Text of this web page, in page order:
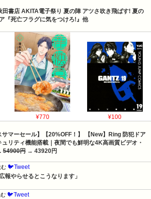
書店 AKITA電子祭り 夏の陣 アツさ吹き飛ばす! 夏の
『死亡フラグに気をつけろ!』他
¥770 ¥100
マーセール】【20%OFF！】 【New】Ring 防犯ドア
リティ機能搭載｜夜間でも鮮明な4K高画質ビデオ・
54900円 → 43920円
む 🐦Tweet
報やらせるとこうなります」
🐦Tweet